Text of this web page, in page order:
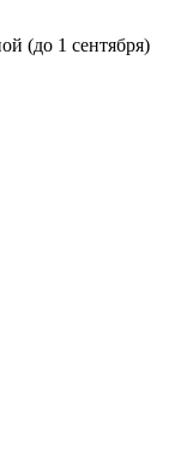
(до 1 сентября)